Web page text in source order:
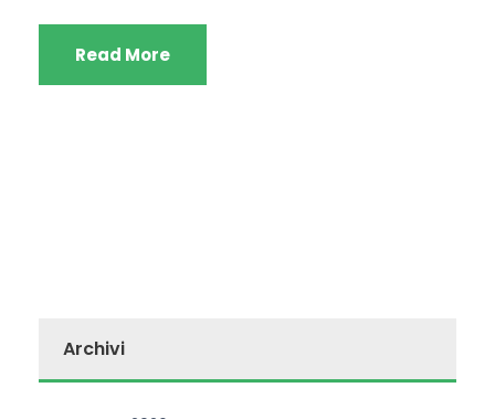
Read More
Archivi